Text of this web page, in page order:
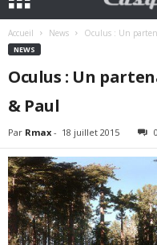
Accueil News Oculus : Un
NEWS
Oculus : Un
& Paul
Par Rmax - 18 juillet 2015 0